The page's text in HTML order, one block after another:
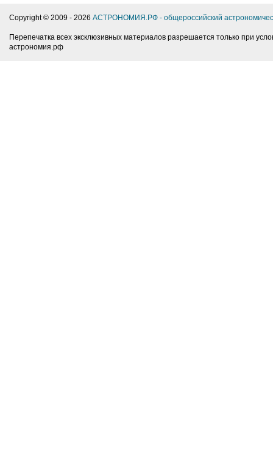
Copyright © 2009 - 2026 АСТРОНОМИЯ.РФ - общероссийский
Перепечатка всех эксклюзивных материалов разрешается только при
астрономия.рф